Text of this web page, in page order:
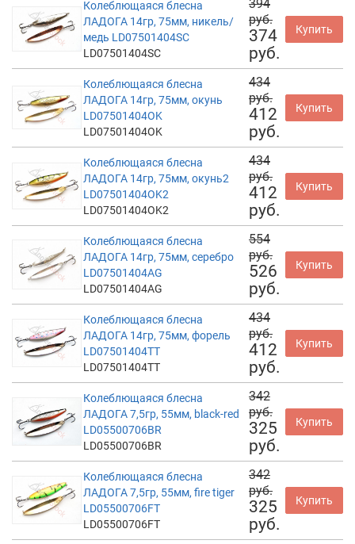
Колеблющаяся блесна
ЛАДОГА 14гр, 75мм, никель/
медь LD07501404SC
LD07501404SC
394
руб.
374
руб.
Купить
Колеблющаяся блесна
ЛАДОГА 14гр, 75мм, окунь
LD07501404OK
LD07501404OK
434
руб.
412
руб.
Купить
Колеблющаяся блесна
ЛАДОГА 14гр, 75мм, окунь2
LD07501404OK2
LD07501404OK2
434
руб.
412
руб.
Купить
Колеблющаяся блесна
ЛАДОГА 14гр, 75мм, серебро
LD07501404AG
LD07501404AG
554
руб.
526
руб.
Купить
Колеблющаяся блесна
ЛАДОГА 14гр, 75мм, форель
LD07501404TT
LD07501404TT
434
руб.
412
руб.
Купить
Колеблющаяся блесна
ЛАДОГА 7,5гр, 55мм, black-red
LD05500706BR
LD05500706BR
342
руб.
325
руб.
Купить
Колеблющаяся блесна
ЛАДОГА 7,5гр, 55мм, fire tiger
LD05500706FT
LD05500706FT
342
руб.
325
руб.
Купить